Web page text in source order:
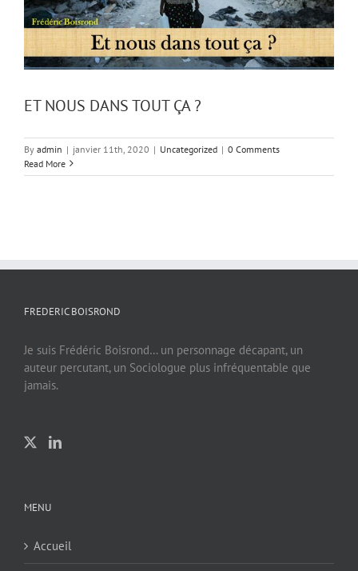
ET NOUS DANS TOUT ÇA ?
By admin | janvier 11th, 2020 | Uncategorized | 0 Comments
Read More
FREDERIC BOISROND
Je suis Frédéric Boisrond… un personnage décapant, un
auteur percutant, un Sociologue plus infréquentable que
jamais.
MENU
Accueil